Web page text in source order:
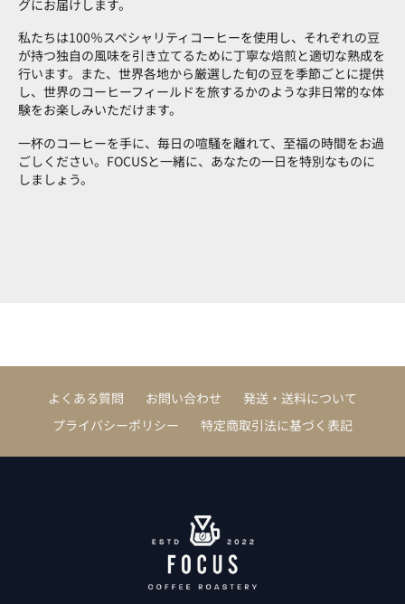
グにお届けします。
私たちは100％スペシャリティコーヒーを使用し、それぞれの豆
が持つ独自の風味を引き立てるために丁寧な焙煎と適切な熟成を
行います。また、世界各地から厳選した旬の豆を季節ごとに提供
し、世界のコーヒーフィールドを旅するかのような非日常的な体
験をお楽しみいただけます。
一杯のコーヒーを手に、毎日の喧騒を離れて、至福の時間をお過
ごしください。FOCUSと一緒に、あなたの一日を特別なものに
しましょう。
よくある質問 お問い合わせ
発送・送料について
プライバシーポリシー
特定商取引法に基づく表記